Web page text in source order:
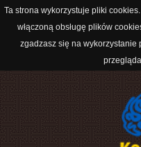
Ta strona wykorzystuje pliki
włączoną obsługę plików
zgadzasz się na